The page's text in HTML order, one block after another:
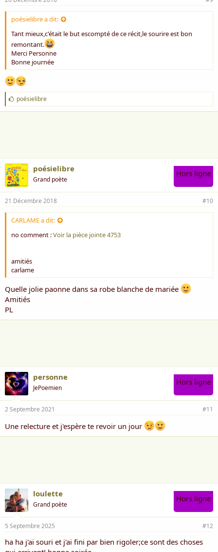
poésielibre a dit:
Tant mieux,c'était le but escompté de ce récit,le sourire est bon
remontant.
Merci Personne
Bonne journée
J
'
a
poésielibre
poésielibre
Grand poète
Hors ligne
21 Décembre 2018 #10
CARLAME a dit:
no comment :Voir la pièce jointe 4753
amitiés
carlame
Quelle jolie paonne dans sa robe blanche de mariée
Amitiés
PL
personne
JePoemien
Hors ligne
2 Septembre 2021 #11
Une relecture et j'espère te revoir un jour
loulette
Grand poète
Hors ligne
5 Septembre 2025 #12
ha ha j'ai souri et j'ai fini par bien rigoler;ce sont des choses